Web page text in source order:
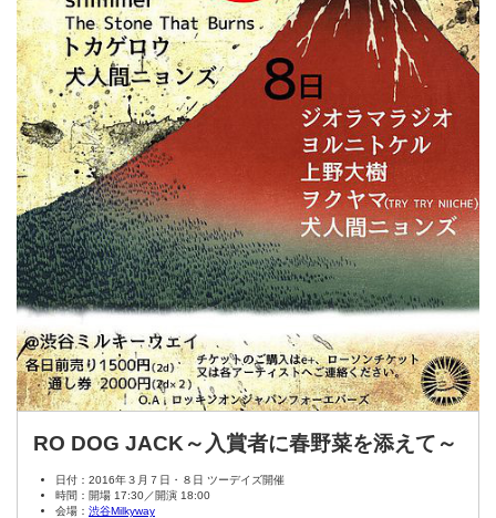
RO DOG JACK～入賞者に春野菜を添えて～
日付：2016年３月７日・８日 ツーデイズ開催
時間：開場 17:30／開演 18:00
会場： 渋谷Milkyway